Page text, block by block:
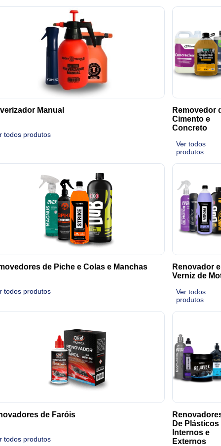
Manual
todos produtos
Removedor
Cimento e
Concreto
Ver todos
produtos
de Piche e Colas e Manchas
todos produtos
Renovador e
Verniz de
Ver todos
produtos
de Faróis
todos produtos
De Plásticos
Internos e
Externos